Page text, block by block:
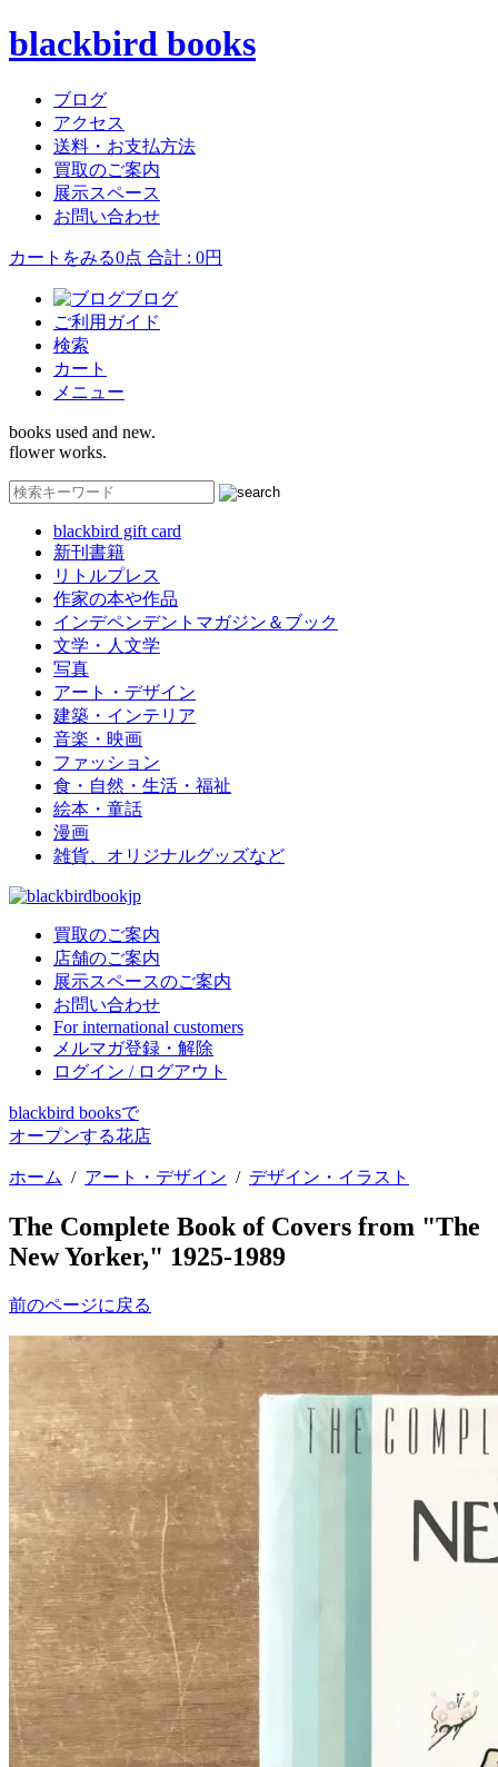
blackbird books
ブログ
アクセス
送料・お支払方法
買取のご案内
展示スペース
お問い合わせ
カートをみる0点 合計 : 0円
ブログ
ご利用ガイド
検索
カート
メニュー
books used and new.
flower works.
blackbird gift card
新刊書籍
リトルプレス
作家の本や作品
インデペンデントマガジン＆ブック
文学・人文学
写真
アート・デザイン
建築・インテリア
音楽・映画
ファッション
食・自然・生活・福祉
絵本・童話
漫画
雑貨、オリジナルグッズなど
買取のご案内
店舗のご案内
展示スペースのご案内
お問い合わせ
For international customers
メルマガ登録・解除
ログイン / ログアウト
blackbird booksで
オープンする花店
ホーム / アート・デザイン / デザイン・イラスト
The Complete Book of Covers from "The
New Yorker," 1925-1989
前のページに戻る